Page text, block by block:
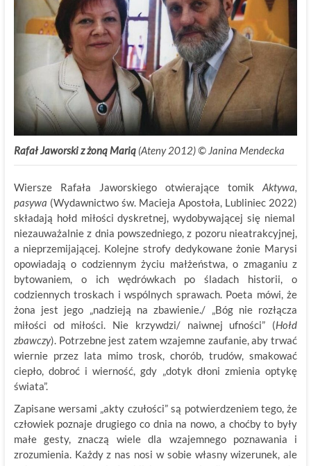
Rafał Jaworski z żoną Marią(Ateny 2012) © Janina Mendecka
Wiersze Rafała Jaworskiego otwierające tomikAktywa,
pasywa (Wydawnictwo św. Macieja Apostoła, Lubliniec 2022)
składają hołd miłości dyskretnej, wydobywającej się niemal
niezauważalnie z dnia powszedniego, z pozoru nieatrakcyjnej,
a nieprzemijającej. Kolejne strofy dedykowane żonie Marysi
opowiadają o codziennym życiu małżeństwa, o zmaganiu z
bytowaniem, o ich wędrówkach po śladach historii, o
codziennych troskach i wspólnych sprawach. Poeta mówi, że
żona jest jego „nadzieją na zbawienie./ „Bóg nie rozłącza
miłości od miłości. Nie krzywdzi/ naiwnej ufności” (Hołd
zbawczy). Potrzebne jest zatem wzajemne zaufanie, aby trwać
wiernie przez lata mimo trosk, chorób, trudów, smakować
ciepło, dobroć i wierność, gdy „dotyk dłoni zmienia optykę
świata”.
Zapisane wersami „akty czułości” są potwierdzeniem tego, że
człowiek poznaje drugiego co dnia na nowo, a choćby to były
małe gesty, znaczą wiele dla wzajemnego poznawania i
zrozumienia. Każdy z nas nosi w sobie własny wizerunek, ale